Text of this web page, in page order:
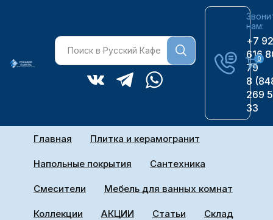
нам:
+7
616
79
8
269
33
0
Главная Плитка и керамогранит
Напольные покрытия Сантехника
Смесители Мебель для ванных комнат
Коллекции АКЦИИ Статьи Склад